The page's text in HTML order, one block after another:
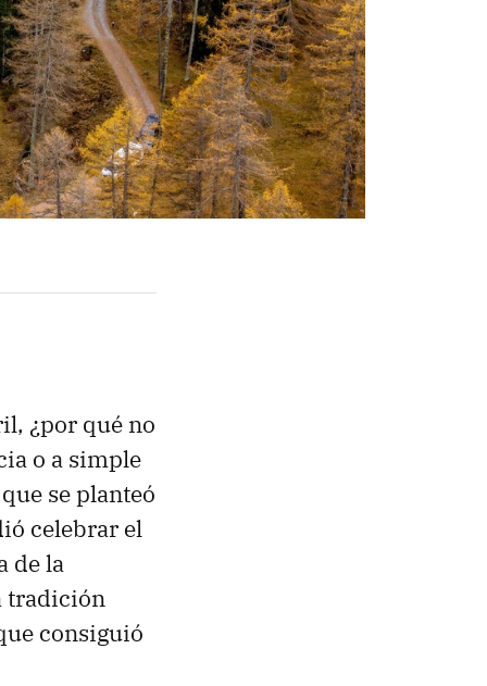
¿por qué no
o a simple
se planteó
celebrar el
de la
tradición
consiguió